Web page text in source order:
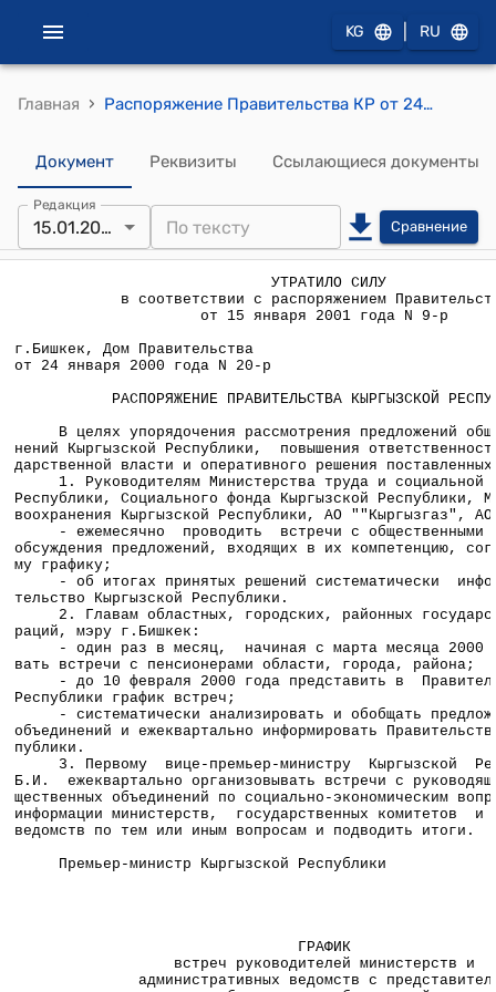
KG RU
Главная › Распоряжение Правительства КР от 24 января 2000 года N 20-р (О повышении ответственности органов государственной власти)
Документ Реквизиты Ссылающиеся документы
Редакция
15.01.2001 Сравнение